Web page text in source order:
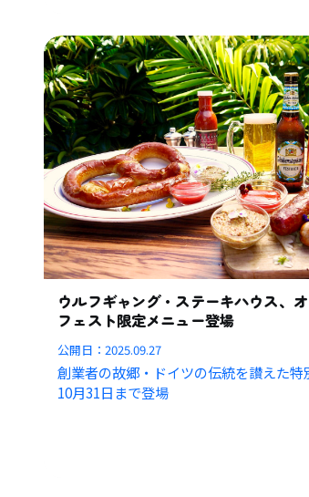
ウルフギャング・ステーキハウス、
フェスト限定メニュー登場
公開日：2025.09.27
創業者の故郷・ドイツの伝統を讃えた特
10月31日まで登場